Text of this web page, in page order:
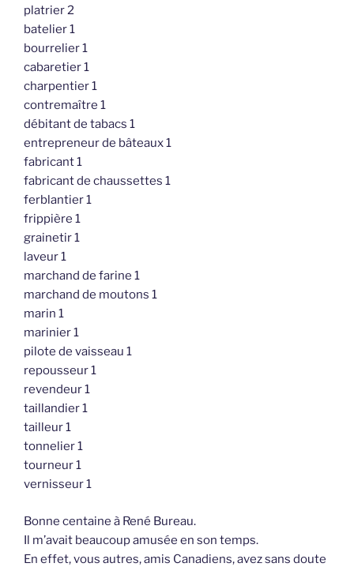
platrier 2
batelier 1
bourrelier 1
cabaretier 1
charpentier 1
contremaître 1
débitant de tabacs 1
entrepreneur de bâteaux 1
fabricant 1
fabricant de chaussettes 1
ferblantier 1
frippière 1
grainetir 1
laveur 1
marchand de farine 1
marchand de moutons 1
marin 1
marinier 1
pilote de vaisseau 1
repousseur 1
revendeur 1
taillandier 1
tailleur 1
tonnelier 1
tourneur 1
vernisseur 1
Bonne centaine à René Bureau.
Il m’avait beaucoup amusée en son temps.
En effet, vous autres, amis Canadiens, avez sans doute